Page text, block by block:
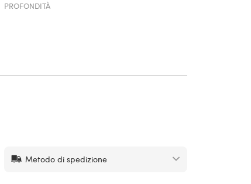
PROFONDITÀ
Metodo di spedizione